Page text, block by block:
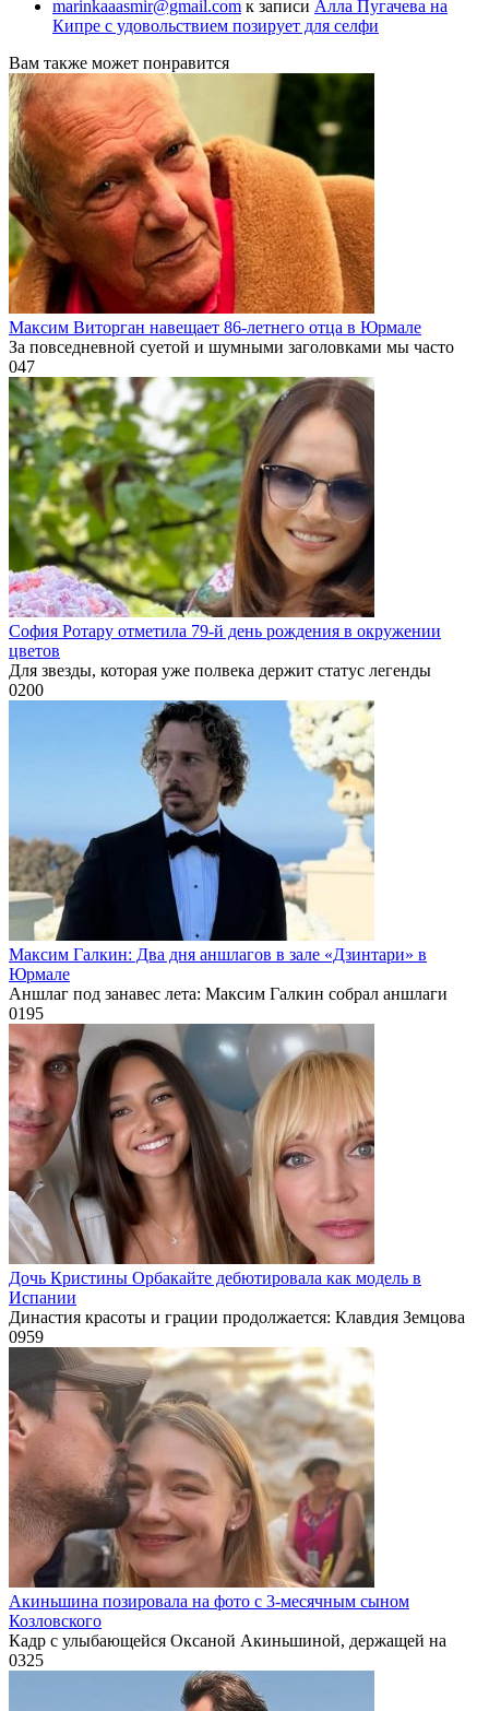
marinkaaasmir@gmail.com к записи Алла Пугачева на
Кипре с удовольствием позирует для селфи
Вам также может понравится
Максим Виторган навещает 86-летнего отца в Юрмале
За повседневной суетой и шумными заголовками мы часто
047
София Ротару отметила 79-й день рождения в окружении
цветов
Для звезды, которая уже полвека держит статус легенды
0200
Максим Галкин: Два дня аншлагов в зале «Дзинтари» в
Юрмале
Аншлаг под занавес лета: Максим Галкин собрал аншлаги
0195
Дочь Кристины Орбакайте дебютировала как модель в
Испании
Династия красоты и грации продолжается: Клавдия Земцова
0959
Акиньшина позировала на фото с 3-месячным сыном
Козловского
Кадр с улыбающейся Оксаной Акиньшиной, держащей на
0325